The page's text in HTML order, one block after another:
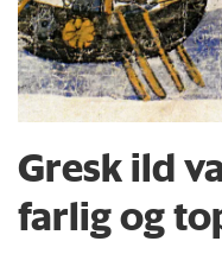
Gresk ild
farlig og